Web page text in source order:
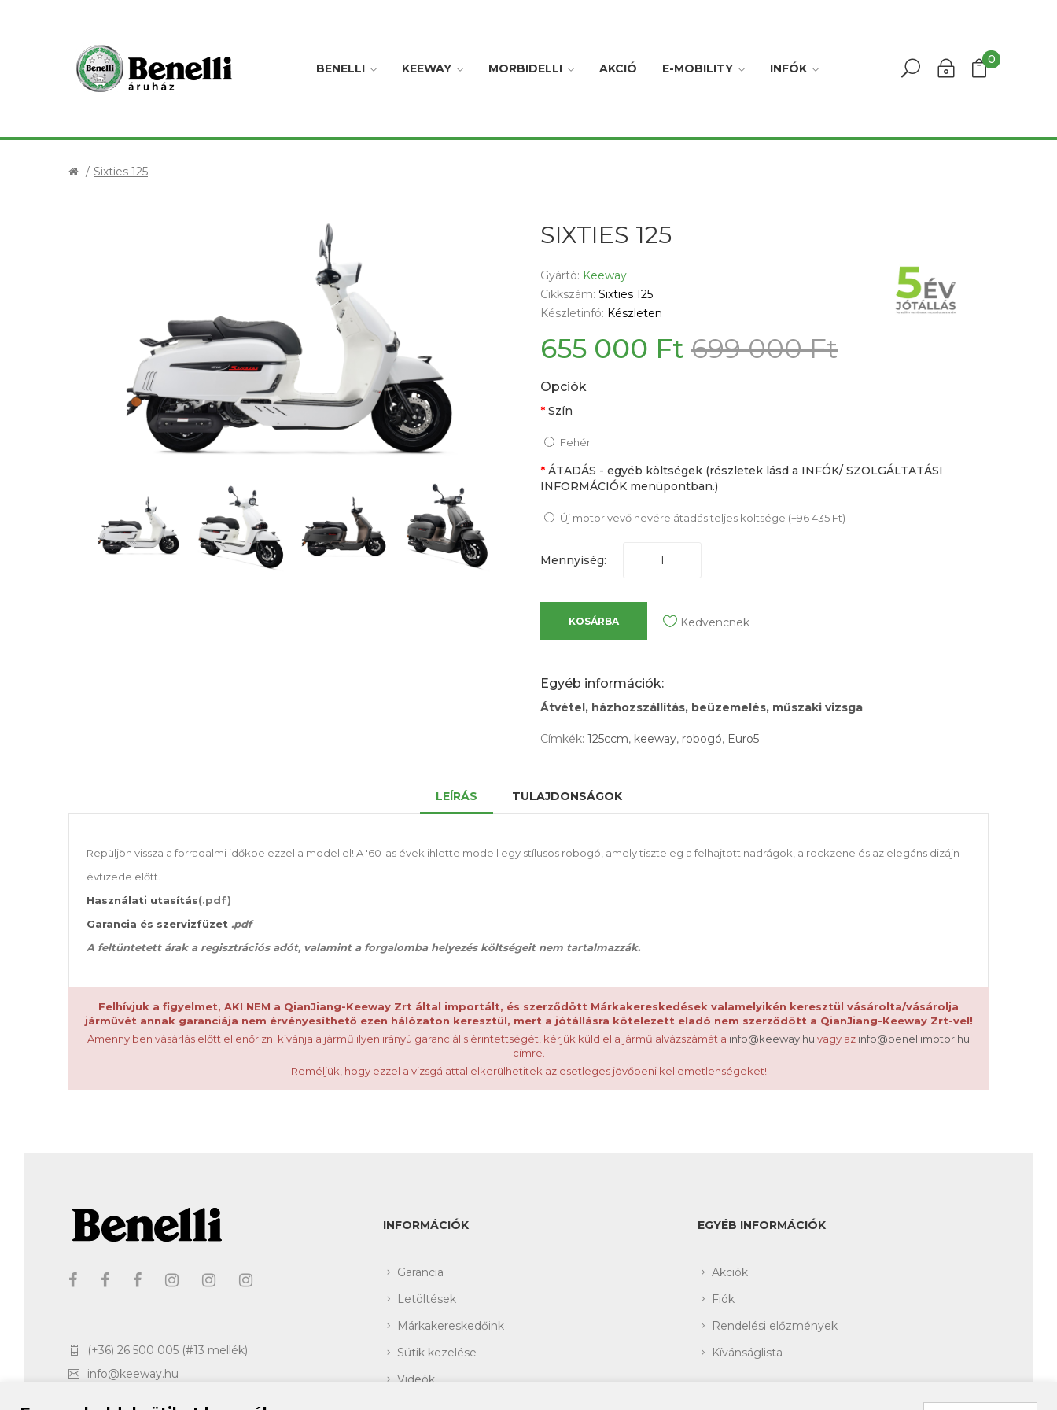
BENELLI KEEWAY MORBIDELLI AKCIÓ E-MOBILITY INFÓK
0
Sixties 125
SIXTIES 125
Gyártó: Keeway
Cikkszám: Sixties 125
Készletinfó: Készleten
655 000 Ft 699 000 Ft
Opciók
Szín
Fehér
ÁTADÁS - egyéb költségek (részletek lásd a INFÓK/ SZOLGÁLTATÁSI
INFORMÁCIÓK menüpontban.)
Új motor vevő nevére átadás teljes költsége (+96 435 Ft)
Mennyiség:
KOSÁRBA Kedvencnek
Egyéb információk:
Átvétel, házhozszállítás, beüzemelés, műszaki vizsga
Címkék: 125ccm, keeway, robogó, Euro5
LEÍRÁS TULAJDONSÁGOK
Repüljön vissza a forradalmi időkbe ezzel a modellel! A '60-as évek ihlette modell egy stílusos robogó, amely tiszteleg a felhajtott nadrágok, a rockzene és az elegáns dizájn
évtizede előtt.
Használati utasítás(.pdf)
Garancia és szervizfüzet .pdf
A feltüntetett árak a regisztrációs adót, valamint a forgalomba helyezés költségeit nem tartalmazzák.
Felhívjuk a figyelmet, AKI NEM a QianJiang-Keeway Zrt által importált, és szerződött Márkakereskedések valamelyikén keresztül vásárolta/vásárolja
járművét annak garanciája nem érvényesíthető ezen hálózaton keresztül, mert a jótállásra kötelezett eladó nem szerződött a QianJiang-Keeway Zrt-vel!
Amennyiben vásárlás előtt ellenőrizni kívánja a jármű ilyen irányú garanciális érintettségét, kérjük küld el a jármű alvázszámát a info@keeway.hu vagy az info@benellimotor.hu
címre.
Reméljük, hogy ezzel a vizsgálattal elkerülhetitek az esetleges jövőbeni kellemetlenségeket!
(+36) 26 500 005 (#13 mellék)
info@keeway.hu
INFORMÁCIÓK
Garancia
Letöltések
Márkakereskedőink
Sütik kezelése
Videók
EGYÉB INFORMÁCIÓK
Akciók
Fiók
Rendelési előzmények
Kívánságlista